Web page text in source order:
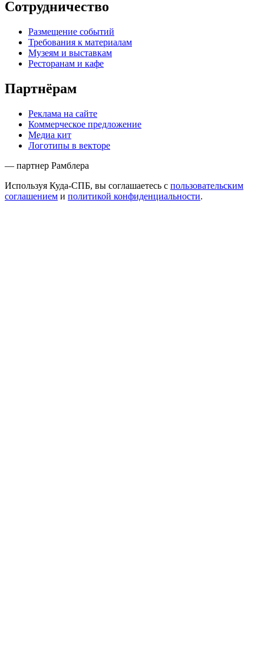
Сотрудничество
Размещение событий
Требования к материалам
Музеям и выставкам
Ресторанам и кафе
Партнёрам
Реклама на сайте
Коммерческое предложение
Медиа кит
Логотипы в векторе
— партнер Рамблера
Используя Куда-СПБ, вы соглашаетесь с пользовательским
соглашением и политикой конфиденциальности.